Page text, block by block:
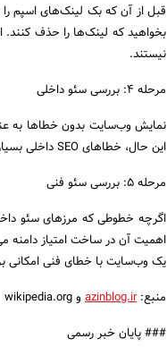
قبل از آن که بک لینک‌های اسپم
بخواهید که لینک‌ها را حذف کنند.
نیستند.
مرحله 4: بررسی سئو داخلی
نمایش وب‌سایت بدون خطاها به
این حال، خطاهای SEO داخلی بسیاری وجود دارد که چشم عاری شما نمی‌تواند برآورده کند.
مرحله 5: بررسی سئو فنی
اگرچه خطوطی که مرزهای سئو
اهمیت آن در ساخت امتیاز دامنه
یک وب‌سایت با خطای فنی امکانی
منبع:azinblog.irو wikipedia.org
### پایان خبر رسمی